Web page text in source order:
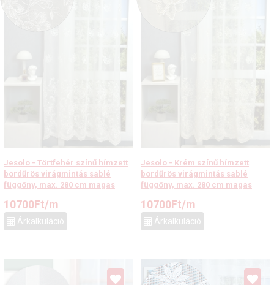
Jesolo - Törtfehér színű hímzett
bordűrös virágmintás sablé
függöny, max. 280 cm magas
10700Ft/m
Árkalkuláció
Jesolo - Krém színű hímzett
bordűrös virágmintás sablé
függöny, max. 280 cm magas
10700Ft/m
Árkalkuláció